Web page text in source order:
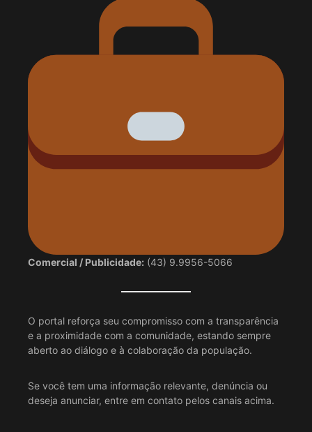
Comercial / Publicidade: (43) 9.9956-5066
O portal reforça seu compromisso com a transparência
e a proximidade com a comunidade, estando sempre
aberto ao diálogo e à colaboração da população.
Se você tem uma informação relevante, denúncia ou
deseja anunciar, entre em contato pelos canais acima.